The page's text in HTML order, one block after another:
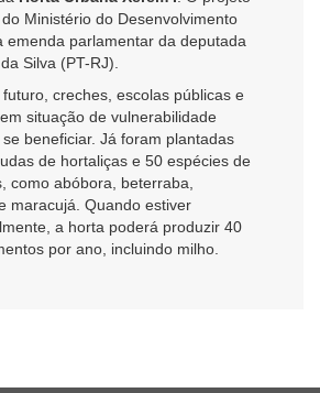
Ministério do Desenvolvimento
emenda parlamentar da deputada
Silva (PT-RJ).
creches, escolas públicas e
situação de vulnerabilidade
beneficiar. Já foram plantadas
de hortaliças e 50 espécies de
como abóbora, beterraba,
maracujá. Quando estiver
a horta poderá produzir 40
por ano, incluindo milho.